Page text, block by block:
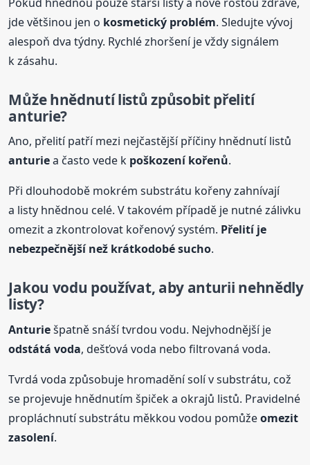
jde většinou jen o kosmetický problém. Sledujte vývoj
alespoň dva týdny. Rychlé zhoršení je vždy signálem
k zásahu.
Může hnědnutí listů způsobit přelití
anturie?
Ano, přelití patří mezi nejčastější příčiny hnědnutí listů
anturiea často vede k poškození kořenů.
Při dlouhodobě mokrém substrátu kořeny zahnívají
a listy hnědnou celé. V takovém případě je nutné zálivku
omezit a zkontrolovat kořenový systém. Přelití je
nebezpečnější než krátkodobé sucho.
Jakou vodu používat, aby anturii nehnědly
listy?
Anturiešpatně snáší tvrdou vodu. Nejvhodnější je
odstátá voda, dešťová voda nebo filtrovaná voda.
Tvrdá voda způsobuje hromadění solí v substrátu, což
se projevuje hnědnutím špiček a okrajů listů. Pravidelné
propláchnutí substrátu měkkou vodou pomůžeomezit
zasolení.